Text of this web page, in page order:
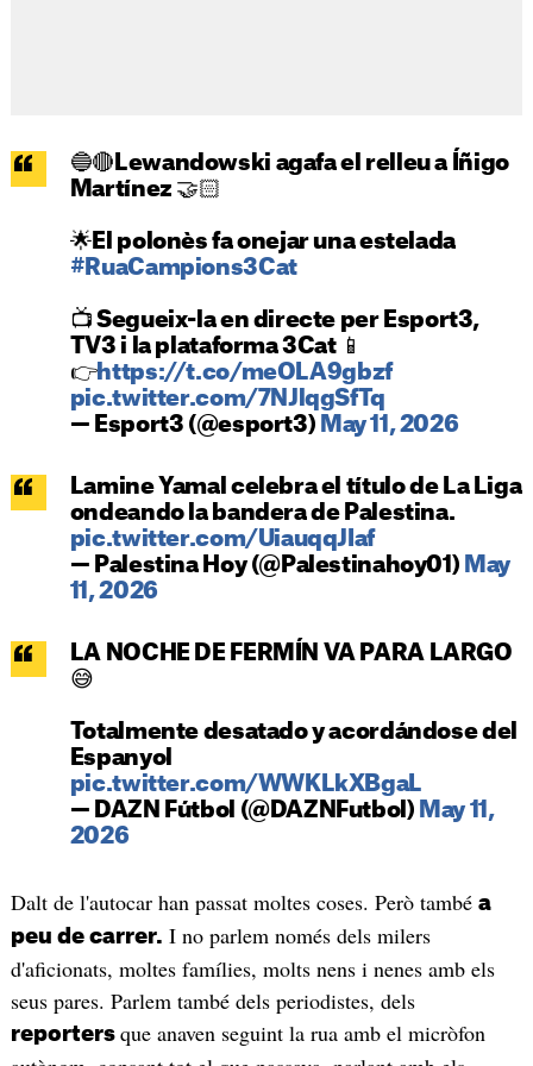
🔵🔴Lewandowski agafa el relleu a Íñigo
Martínez 🤝🏻
🌟El polonès fa onejar una estelada
#RuaCampions3Cat
📺 Segueix-la en directe per Esport3,
TV3 i la plataforma 3Cat 📱
👉https://t.co/meOLA9gbzf
pic.twitter.com/7NJlqgSfTq
— Esport3 (@esport3) May 11, 2026
Lamine Yamal celebra el título de La Liga
ondeando la bandera de Palestina.
pic.twitter.com/UiauqqJIaf
— Palestina Hoy (@Palestinahoy01) May
11, 2026
LA NOCHE DE FERMÍN VA PARA LARGO
😅
Totalmente desatado y acordándose del
Espanyol
pic.twitter.com/WWKLkXBgaL
— DAZN Fútbol (@DAZNFutbol) May 11,
2026
Dalt de l'autocar han passat moltes coses. Però també a
peu de carrer. I no parlem només dels milers
d'aficionats, moltes famílies, molts nens i nenes amb els
seus pares. Parlem també dels periodistes, dels
reporters que anaven seguint la rua amb el micròfon